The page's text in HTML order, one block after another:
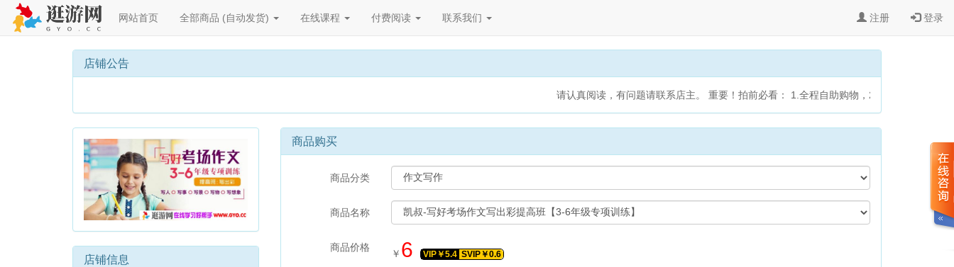
注册 登录
网站首页 全部商品 (自动发货) 在线课程 付费阅读 联系我们
店铺公告
请认真阅读，有问题请联系店主。 重要！拍前必看： 1.全程自助购物，24小时秒发货，无
店铺信息
商品购买
商品分类
商品名称
商品价格
￥ 6 VIP￥5.4 SVIP￥0.6